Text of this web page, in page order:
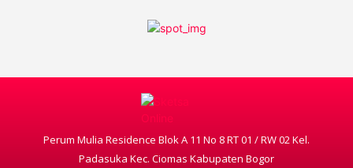
Perum Mulia Residence Blok A 11 No 8 RT 01 / RW 02 Kel.
Padasuka Kec. Ciomas Kabupaten Bogor